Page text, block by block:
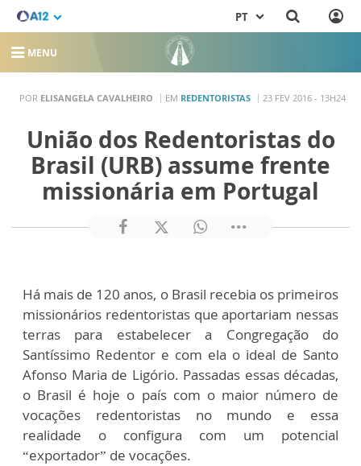
PT
MENU
POR ELISANGELA CAVALHEIRO EM REDENTORISTAS 23 FEV 2016 - 13H24
União dos Redentoristas do
Brasil (URB) assume frente
missionária em Portugal
Há mais de 120 anos, o Brasil recebia os primeiros
missionários redentoristas que aportariam nessas
terras para estabelecer a Congregação do
Santíssimo Redentor e com ela o ideal de Santo
Afonso Maria de Ligório. Passadas essas décadas,
o Brasil é hoje o país com o maior número de
vocações redentoristas no mundo e essa
realidade o configura com um potencial
“exportador” de vocações.